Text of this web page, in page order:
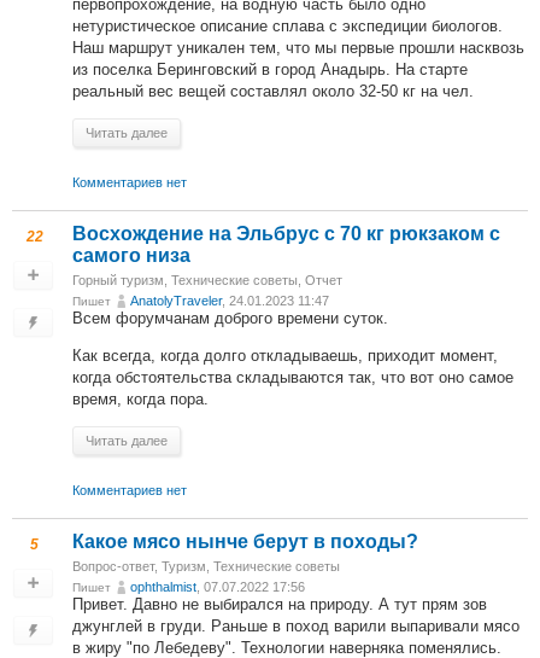
первопрохождение, на водную часть было одно
нетуристическое описание сплава с экспедиции биологов.
Наш маршрут уникален тем, что мы первые прошли насквозь
из поселка Беринговский в город Анадырь. На старте
реальный вес вещей составлял около 32-50 кг на чел.
Читать далее
Комментариев нет
22
Восхождение на Эльбрус с 70 кг рюкзаком с
самого низа
Горный туризм Технические советы Отчет
Пишет AnatolyTraveler, 24.01.2023 11:47
Всем форумчанам доброго времени суток.
Как всегда, когда долго откладываешь, приходит момент,
когда обстоятельства складываются так, что вот оно самое
время, когда пора.
Читать далее
Комментариев нет
5 Какое мясо нынче берут в походы?
Вопрос-ответ, Туризм Технические советы
Пишет ophthalmist , 07.07.2022 17:56
Привет. Давно не выбирался на природу. А тут прям зов
джунглей в груди. Раньше в поход варили выпаривали мясо
в жиру "по Лебедеву". Технологии наверняка поменялись.